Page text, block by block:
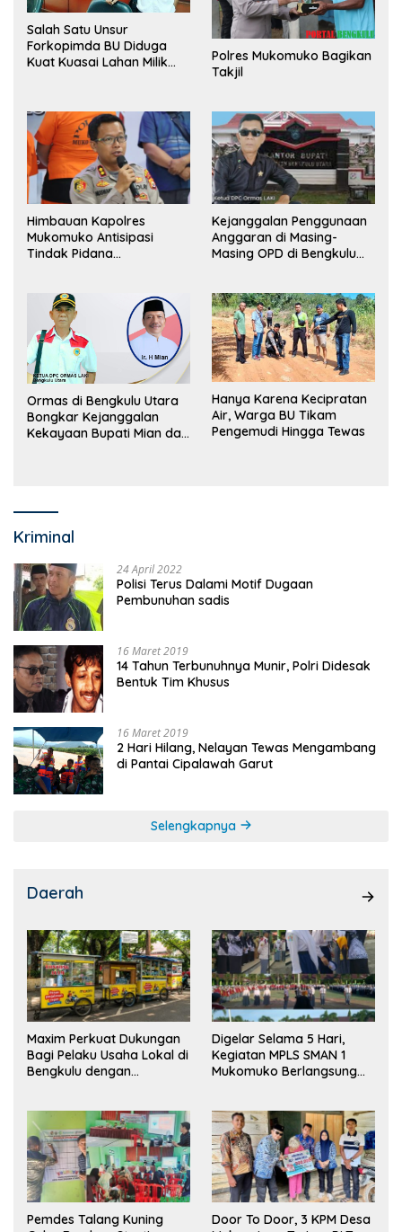
Salah Satu Unsur
Forkopimda BU Diduga
Kuat Kuasai Lahan Milik
Polres Mukomuko Bagikan
Takjil
Himbauan Kapolres
Mukomuko Antisipasi
Tindak Pidana
Kejanggalan Penggunaan
Anggaran di Masing-
Masing OPD di Bengkulu
Ormas di Bengkulu Utara
Bongkar Kejanggalan
Kekayaan Bupati Mian dan
Hanya Karena Kecipratan
Air, Warga BU Tikam
Pengemudi Hingga Tewas
Kriminal
24 April 2022
Polisi Terus Dalami Motif Dugaan
Pembunuhan sadis
16 Maret 2019
14 Tahun Terbunuhnya Munir, Polri Didesak
Bentuk Tim Khusus
16 Maret 2019
2 Hari Hilang, Nelayan Tewas Mengambang
di Pantai Cipalawah Garut
Selengkapnya
Daerah
Maxim Perkuat Dukungan
Bagi Pelaku Usaha Lokal di
Bengkulu dengan
Pasar
Digelar Selama 5 Hari,
Kegiatan MPLS SMAN 1
Mukomuko Berlangsung
Pemdes Talang Kuning
Door To Door, 3 KPM Desa